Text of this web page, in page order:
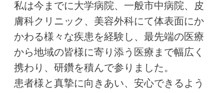
私は今までに大学病院、一般市中病院、皮
膚科クリニック、美容外科にて体表面にか
かわる様々な疾患を経験し、最先端の医療
から地域の皆様に寄り添う医療まで幅広く
携わり、研鑽を積んで参りました。
患者様と真摯に向きあい、安心できるよう